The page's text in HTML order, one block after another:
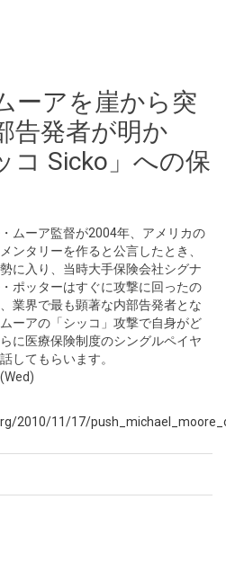
ーアを崖から突
告発者が明か
Sicko」への保
ムーア監督が2004年、アメリカの
ンタリーを作ると公言したとき、
に入り、当時大手保険会社シグナ
ポッターはすぐに攻撃に回ったの
業界で最も顕著な内部告発者とな
ーアの「シッコ」攻撃で自身がど
に医療保険制度のシングルペイヤ
してもらいます。
2010/11/17/